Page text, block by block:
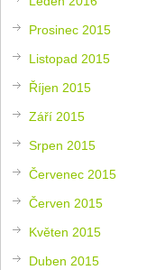
Prosinec 2015
Listopad 2015
Říjen 2015
Září 2015
Srpen 2015
Červenec 2015
Červen 2015
Květen 2015
Duben 2015